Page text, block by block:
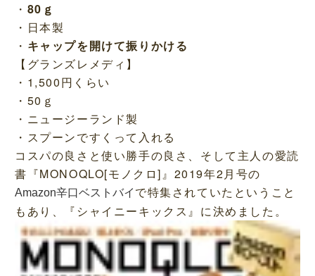
・ 80ｇ
・日本製
・ キャップを開けて振りかける
【グランズレメディ】
・1,500円くらい
・50ｇ
・ニュージーランド製
・スプーンですくって入れる
コスパの良さと使い勝手の良さ、そして主人の愛読
書『MONOQLO[モノクロ]』2019年2月号の
Amazon辛口ベストバイ で特集されていたということ
もあり、『シャイニーキックス』に決めました。